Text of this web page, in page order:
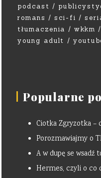
podcast
romans
sci-fi
tłumaczenia
wkkm
young adult
Popularne
Ciotka Zgryzotka –
Porozmawiajmy o
A w dupę se wsadź
Hermes, czyli o co